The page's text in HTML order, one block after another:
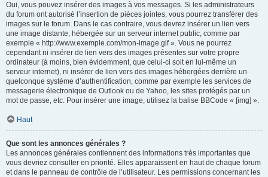
Oui, vous pouvez insérer des images à vos messages. Si les administrateurs
du forum ont autorisé l’insertion de pièces jointes, vous pourrez transférer des
images sur le forum. Dans le cas contraire, vous devrez insérer un lien vers
une image distante, hébergée sur un serveur internet public, comme par
exemple « http://www.exemple.com/mon-image.gif ». Vous ne pourrez
cependant ni insérer de lien vers des images présentes sur votre propre
ordinateur (à moins, bien évidemment, que celui-ci soit en lui-même un
serveur internet), ni insérer de lien vers des images hébergées derrière un
quelconque système d’authentification, comme par exemple les services de
messagerie électronique de Outlook ou de Yahoo, les sites protégés par un
mot de passe, etc. Pour insérer une image, utilisez la balise BBCode « [img] ».
Haut
Que sont les annonces générales ?
Les annonces générales contiennent des informations très importantes que
vous devriez consulter en priorité. Elles apparaissent en haut de chaque forum
et dans le panneau de contrôle de l’utilisateur. Les permissions concernant les